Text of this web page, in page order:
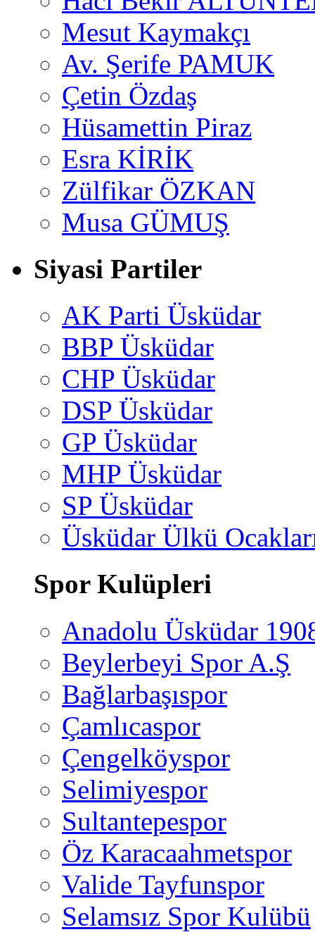
Mesut Kaymakçı
Av. Şerife PAMUK
Çetin Özdaş
Hüsamettin Piraz
Esra KİRİK
Zülfikar ÖZKAN
Musa GÜMUŞ
Siyasi Partiler
AK Parti Üsküdar
BBP Üsküdar
CHP Üsküdar
DSP Üsküdar
GP Üsküdar
MHP Üsküdar
SP Üsküdar
Üsküdar Ülkü
Spor Kulüpleri
Anadolu Üsküdar
Beylerbeyi Spor A.Ş
Bağlarbaşıspor
Çamlıcaspor
Çengelköyspor
Selimiyespor
Sultantepespor
Öz Karacaahmetspor
Valide Tayfunspor
Selamsız Spor Kulübü